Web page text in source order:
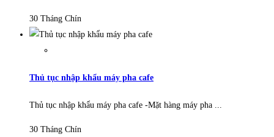
30 Tháng Chín
Thủ tục nhập khẩu máy pha cafe
Thủ tục nhập khẩu máy pha cafe -Mặt hàng máy pha ...
30 Tháng Chín